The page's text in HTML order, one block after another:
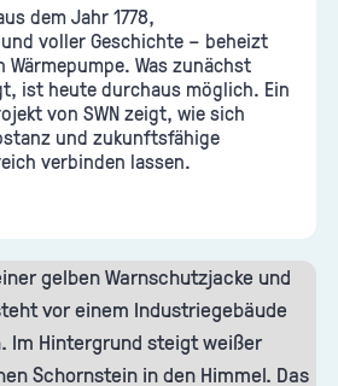
dem Jahr 1778,
voller Geschichte – beheizt
Was zunächst
ist heute durchaus möglich. Ein
von SWN zeigt, wie sich
und zukunftsfähige
verbinden lassen.